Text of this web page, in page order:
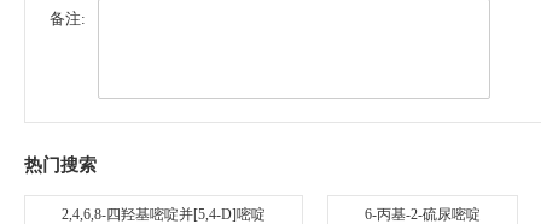
备注:
热门搜索
2,4,6,8-四羟基嘧啶并[5,4-D]嘧啶 6-丙基-2-硫尿嘧啶